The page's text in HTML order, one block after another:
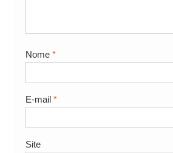
Nome *
E-mail *
Site